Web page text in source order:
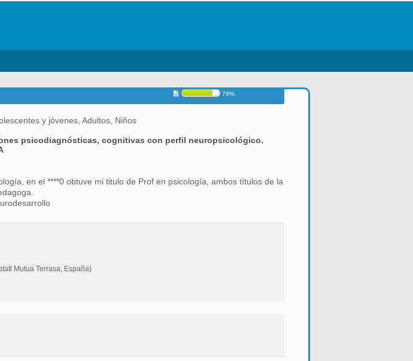
79%
y jóvenes, Adultos, Niños
psicodiagnósticas, cognitivas con perfil neuropsicológico.
en el ****0 obtuve mi titulo de Prof en psicología, ambos títulos de la
Mutua Terrasa, España)